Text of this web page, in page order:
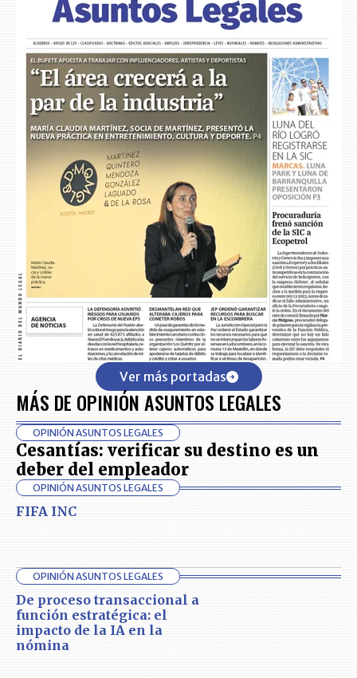
Ver más portadas
MÁS DE OPINIÓN ASUNTOS LEGALES
OPINIÓN ASUNTOS LEGALES
Cesantías: verificar su destino es un
deber del empleador
OPINIÓN ASUNTOS LEGALES
FIFA INC
OPINIÓN ASUNTOS LEGALES
De proceso transaccional a
función estratégica: el
impacto de la IA en la
nómina